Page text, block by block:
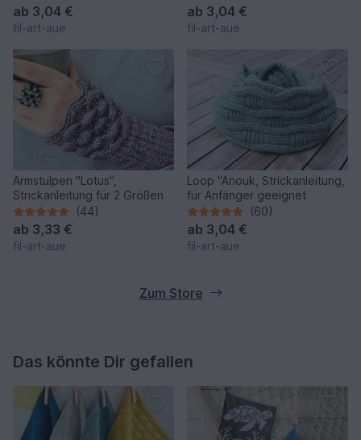
ab 3,04 €
fil-art-aue
ab 3,04 €
fil-art-aue
Armstulpen "Lotus",
Strickanleitung für 2 Größen
(44)
ab 3,33 €
fil-art-aue
Loop "Anouk, Strickanleitung,
für Anfänger geeignet
(60)
ab 3,04 €
fil-art-aue
Zum Store
Das könnte Dir gefallen